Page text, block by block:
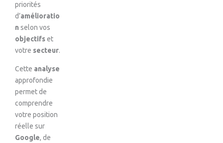
priorités
d’amélioratio
n selon vos
objectifset
votre secteur.
Cette analyse
approfondie
permet de
comprendre
votre position
réelle sur
Google, de